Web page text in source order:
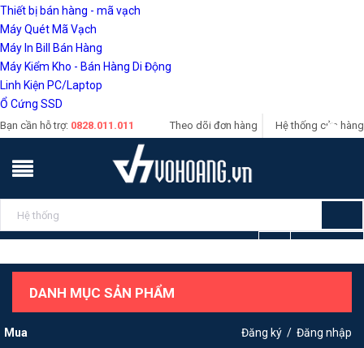
Thiết bị bán hàng - mã vạch
Máy Quét Mã Vạch
Máy In Bill Bán Hàng
Máy Kiểm Kho - Bán Hàng Di Động
Linh Kiện PC/Laptop
Ổ Cứng SSD
Bạn cần hỗ trợ: 0828.011.011 Hệ thống cửa hàng
Theo dõi đơn hàng
DANH MỤC SẢN PHẨM
Mua Đăng ký / Đăng nhập